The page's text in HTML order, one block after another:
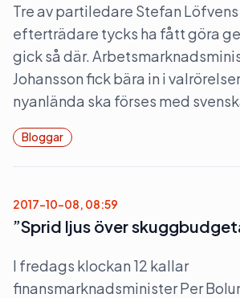
Tre av partiledare Stefan
efterträdare tycks ha fått göra
gick så där.
Johansson fick bära in i
nyanlända ska förses med
Bloggar
2017-10-08, 08:59
”Sprid ljus över
I fredags klockan 12 kallar
finansmarknadsminister Per